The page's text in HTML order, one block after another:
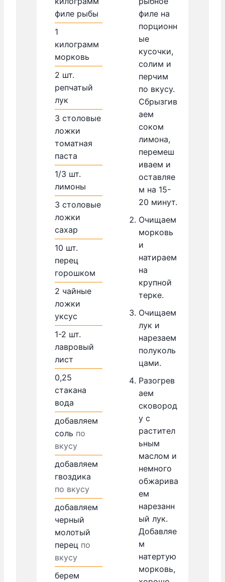
филе рыбы
1
килограмм
морковь
2 шт.
репчатый
лук
3 столовые
ложки
томатная
паста
1/3 шт.
лимоны
3 столовые
ложки
сахар
10 шт.
перец
горошком
2 чайные
ложки
уксус
1-2 шт.
лавровый
лист
0,25
стакана
вода
добавляем
соль по
вкусу
добавляем
гвоздика
по вкусу
добавляем
черный
молотый
перец по
вкусу
берем
филе на
порционн
ые
кусочки,
солим и
перчим
по вкусу.
Сбрызгив
аем
соком
лимона,
перемеш
иваем и
оставляе
м на 15-
20 минут.
Очищаем
морковь
и
натираем
на
крупной
терке.
Очищаем
лук и
нарезаем
полуколь
цами.
Разогрев
аем
сковород
у с
растител
ьным
маслом и
немного
обжарива
ем
нарезанн
ый лук.
Добавляе
м
натертую
морковь,